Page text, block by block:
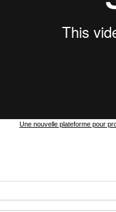
Une nouvelle plateforme pour